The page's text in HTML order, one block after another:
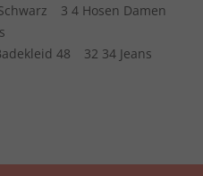
3 4 Hosen Damen
48
32 34 Jeans